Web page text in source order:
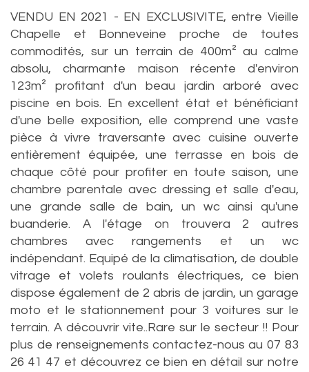
VENDU EN 2021 - EN EXCLUSIVITE, entre Vieille
Chapelle et Bonneveine proche de toutes
commodités, sur un terrain de 400m² au calme
absolu, charmante maison récente d'environ
123m² profitant d'un beau jardin arboré avec
piscine en bois. En excellent état et bénéficiant
d'une belle exposition, elle comprend une vaste
pièce à vivre traversante avec cuisine ouverte
entièrement équipée, une terrasse en bois de
chaque côté pour profiter en toute saison, une
chambre parentale avec dressing et salle d'eau,
une grande salle de bain, un wc ainsi qu'une
buanderie. A l'étage on trouvera 2 autres
chambres avec rangements et un wc
indépendant. Equipé de la climatisation, de double
vitrage et volets roulants électriques, ce bien
dispose également de 2 abris de jardin, un garage
moto et le stationnement pour 3 voitures sur le
terrain. A découvrir vite..Rare sur le secteur !! Pour
plus de renseignements contactez-nous au 07 83
26 41 47 et découvrez ce bien en détail sur notre